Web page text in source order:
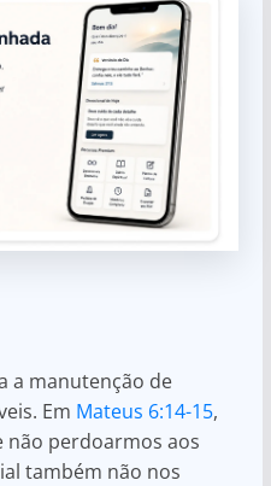
a manutenção de
Em Mateus 6:14-15,
não perdoarmos aos
também não nos